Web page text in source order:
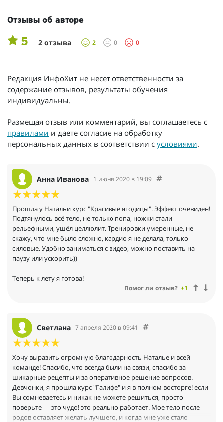
Отзывы об авторе
5 2 отзыва 2 0 0
Редакция ИнфоХит не несет ответственности за
содержание отзывов, результаты обучения
индивидуальны.
Размещая отзыв или комментарий, вы соглашаетесь с
правилами и даете согласие на обработку
персональных данных в соответствии с условиями.
Анна Иванова 1 июня 2020 в 19:09
Прошла у Натальи курс "Красивые ягодицы". Эффект очевиден!
Подтянулось всё тело, не только попа, ножки стали
рельефными, ушёл целлюлит. Тренировки умеренные, не
скажу, что мне было сложно, кардио я не делала, только
силовые. Удобно заниматься с видео, можно поставить на
паузу или ускорить))
Теперь к лету я готова!
Помог ли отзыв? +1
Светлана 7 апреля 2020 в 09:41
Хочу выразить огромную благодарность Наталье и всей
команде! Спасибо, что всегда были на связи, спасибо за
шикарные рецепты и за оперативное решение вопросов.
Девчонки, я прошла курс "Галифе" и я в полном восторге! если
Вы сомневаетесь и никак не можете решиться, просто
поверьте — это чудо! это реально работает. Мое тело после
родов оставляет желать лучшего, и когда мне уже стало